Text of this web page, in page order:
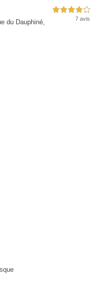
du Dauphiné,
4,0 étoiles sur 5
7 avis